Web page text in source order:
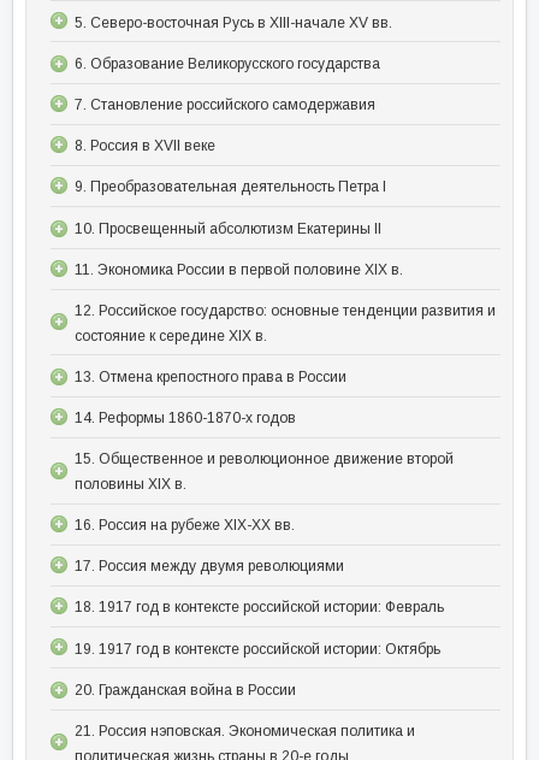
5. Северо-восточная Русь в XIII-начале XV вв.
6. Образование Великорусского государства
7. Становление российского самодержавия
8. Россия в XVII веке
9. Преобразовательная деятельность Петра I
10. Просвещенный абсолютизм Екатерины II
11. Экономика России в первой половине XIX в.
12. Российское государство: основные тенденции развития и
состояние к середине XIX в.
13. Отмена крепостного права в России
14. Реформы 1860-1870-х годов
15. Общественное и революционное движение второй
половины XIX в.
16. Россия на рубеже XIX-XX вв.
17. Россия между двумя революциями
18. 1917 год в контексте российской истории: Февраль
19. 1917 год в контексте российской истории: Октябрь
20. Гражданская война в России
21. Россия нэповская. Экономическая политика и
политическая жизнь страны в 20-е годы